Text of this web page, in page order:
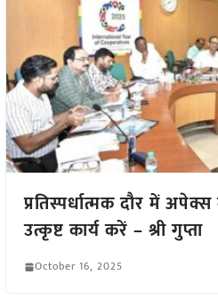
प्रतिस्पर्धात्मक दौर में
उत्कृष्ट कार्य करें – श्री गुप्ता
October 16, 2025